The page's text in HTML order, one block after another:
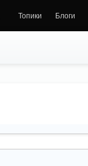
Топики Блоги